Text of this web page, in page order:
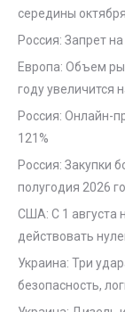
середины октября
Россия: Запрет
Европа: Объем
году увеличится
Россия: Онлайн-
121%
Россия: Закупки
полугодия 2026
США: С 1 августа
действовать
Украина: Три
безопасность,